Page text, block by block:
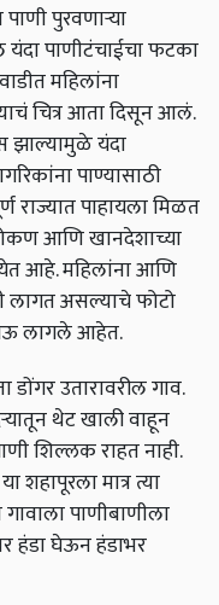
पुरवणाऱ्या
पाणीटंचाईचा फटका
महिलांना
चित्र आता दिसून आलं.
झाल्यामुळे यंदा
पाण्यासाठी
राज्यात पाहायला मिळत
कोकण आणि खानदेशाच्या
आहे. महिलांना आणि
लागत असल्याचे फोटो
लागले आहेत.
डोंगर उतारावरील गाव.
थेट खाली वाहून
शिल्लक राहत नाही.
मात्र त्या
पाणीबाणीला
हंडा घेऊन हंडाभर